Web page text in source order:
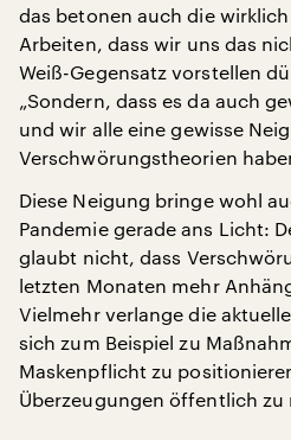
das betonen auch die
Arbeiten, dass wir uns das
Weiß-Gegensatz vorstellen
„Sondern, dass es da auch
und wir alle eine gewisse
Verschwörungstheorien
Diese Neigung bringe wohl
Pandemie gerade ans Licht:
glaubt nicht, dass
letzten Monaten mehr
Vielmehr verlange die
sich zum Beispiel zu
Maskenpflicht zu
Überzeugungen öffentlich zu